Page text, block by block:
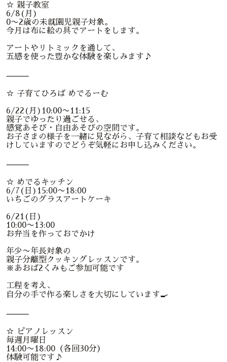
☆ 親子教室
6/8(月)
0〜2歳の未就園児親子対象。
今月は布に絵の具でアートをします。
アートやリトミックを通して、
五感を使った豊かな体験を楽しみます♪
⸻
☆ 子育てひろば めでるーむ
6/22(月)10:00〜11:15
親子でゆったり過ごせる、
感覚あそび・自由あそびの空間です。
お子さまの様子を一緒に見ながら、子育て相談などもお受
けしていますのでどうぞ気軽にお申し込みください。
⸻
☆ めでるキッチン
6/7(日)15:00〜18:00
いちごのグラスアートケーキ
6/21(日)
10:00〜13:00
お弁当を作っておでかけ
年少〜年長対象の
親子分離型クッキングレッスンです。
※あおば2くみもご参加可能です
工程を考え、
自分の手で作る楽しさを大切にしています🍳
⸻
☆ ピアノレッスン
毎週月曜日
14:00〜18:00（各回30分）
体験可能です♪